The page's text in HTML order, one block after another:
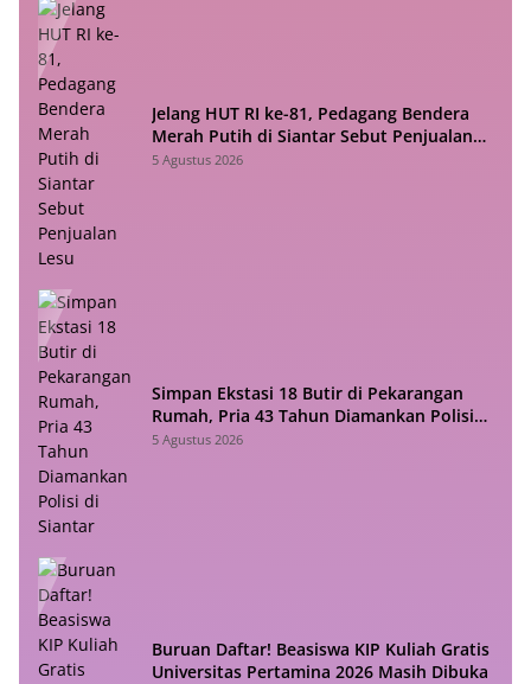
Jelang HUT RI ke-81, Pedagang Bendera
Merah Putih di Siantar Sebut Penjualan
Lesu
5 Agustus 2026
Simpan Ekstasi 18 Butir di Pekarangan
Rumah, Pria 43 Tahun Diamankan Polisi
di Siantar
5 Agustus 2026
Buruan Daftar! Beasiswa KIP Kuliah Gratis
Universitas Pertamina 2026 Masih Dibuka